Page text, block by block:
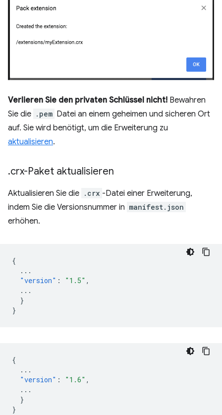
Verlieren Sie den privaten Schlüssel nicht! Bewahren
Sie die .pem Datei an einem geheimen und sicheren Ort
auf. Sie wird benötigt, um die Erweiterung zu
aktualisieren.
.crx-Paket aktualisieren
Aktualisieren Sie die .crx -Datei einer Erweiterung,
indem Sie die Versionsnummer in manifest.json
erhöhen.
{
...
"version" : "1.5" ,
...
}
}
{
...
"version" : "1.6" ,
...
}
}